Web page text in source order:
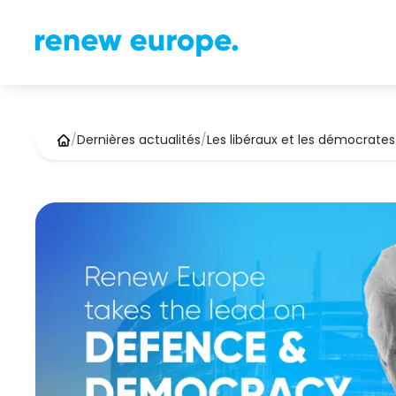
/Dernières actualités/Les libéraux et les